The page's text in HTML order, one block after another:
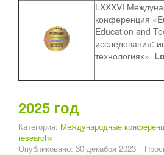
LXXXVI
конференция
Education and
исследования:
технологиях».
2025 год
Категория: Международные
research»
Опубликовано: 30 декабря 2023